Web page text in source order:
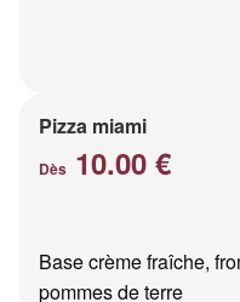
Pizza miami
Dès 10.00 €
Base crème fraîche,
pommes de terre